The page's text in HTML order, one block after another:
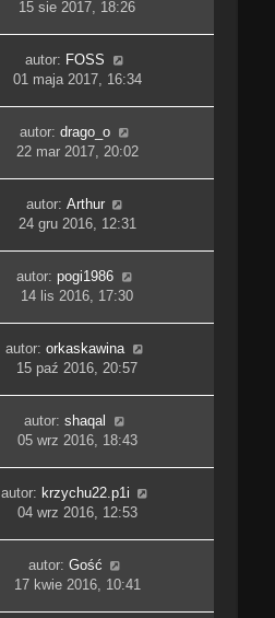
15 sie 2017, 18:26
autor: FOSS
01 maja 2017, 16:34
autor:drago_o
22 mar 2017, 20:02
autor: Arthur
24 gru 2016, 12:31
autor:pogi1986
14 lis 2016, 17:30
autor:orkaskawina
15 paź 2016, 20:57
autor:shaqal
05 wrz 2016, 18:43
autor: krzychu22.p1i
04 wrz 2016, 12:53
autor: Gość
17 kwie 2016, 10:41